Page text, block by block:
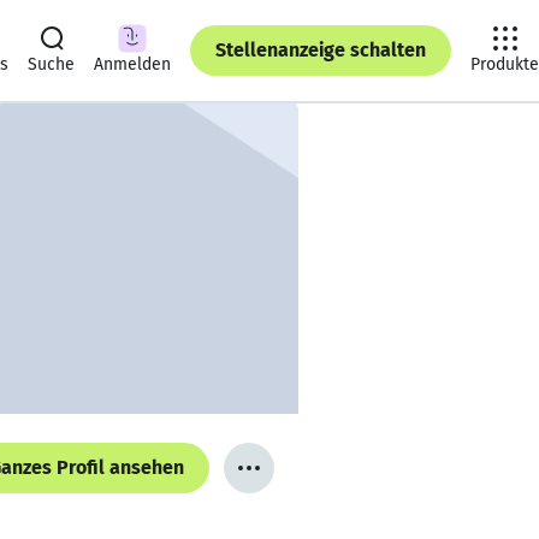
Suche Anmelden
Stellenanzeige schalten
Produkte
Profil ansehen